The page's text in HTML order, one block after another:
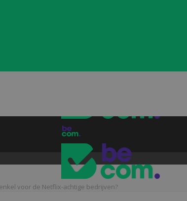
voor de Netflix-achtige bedrijven?